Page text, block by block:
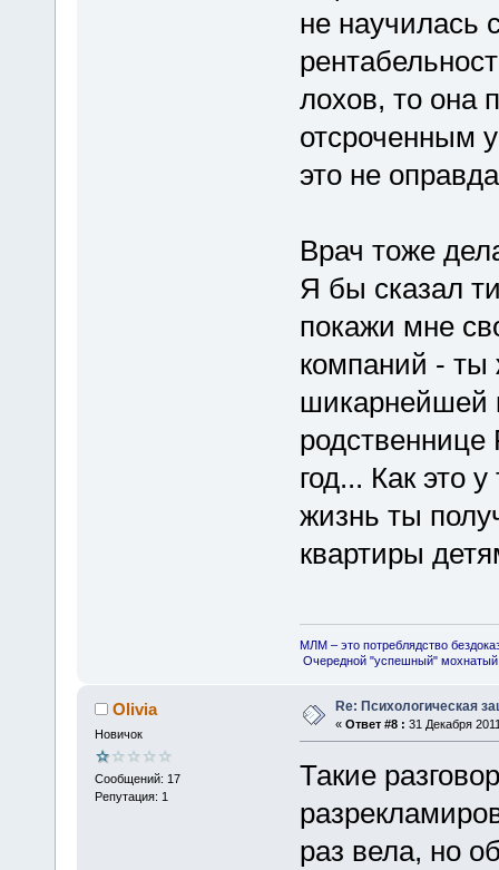
не научилась
лохов, то она
отсроченным
это не
Врач тоже
Я бы сказал
покажи мне
компаний -
шикарнейшей
родственнице
год... Как это
жизнь ты
квартиры
МЛМ – это потреблядство
Очередной "успешный"
Olivia
Новичок
Сообщений: 17
Репутация: 1
Re: Психологическая
« Ответ #8 : 31 Декабря
Такие
раз вела, но